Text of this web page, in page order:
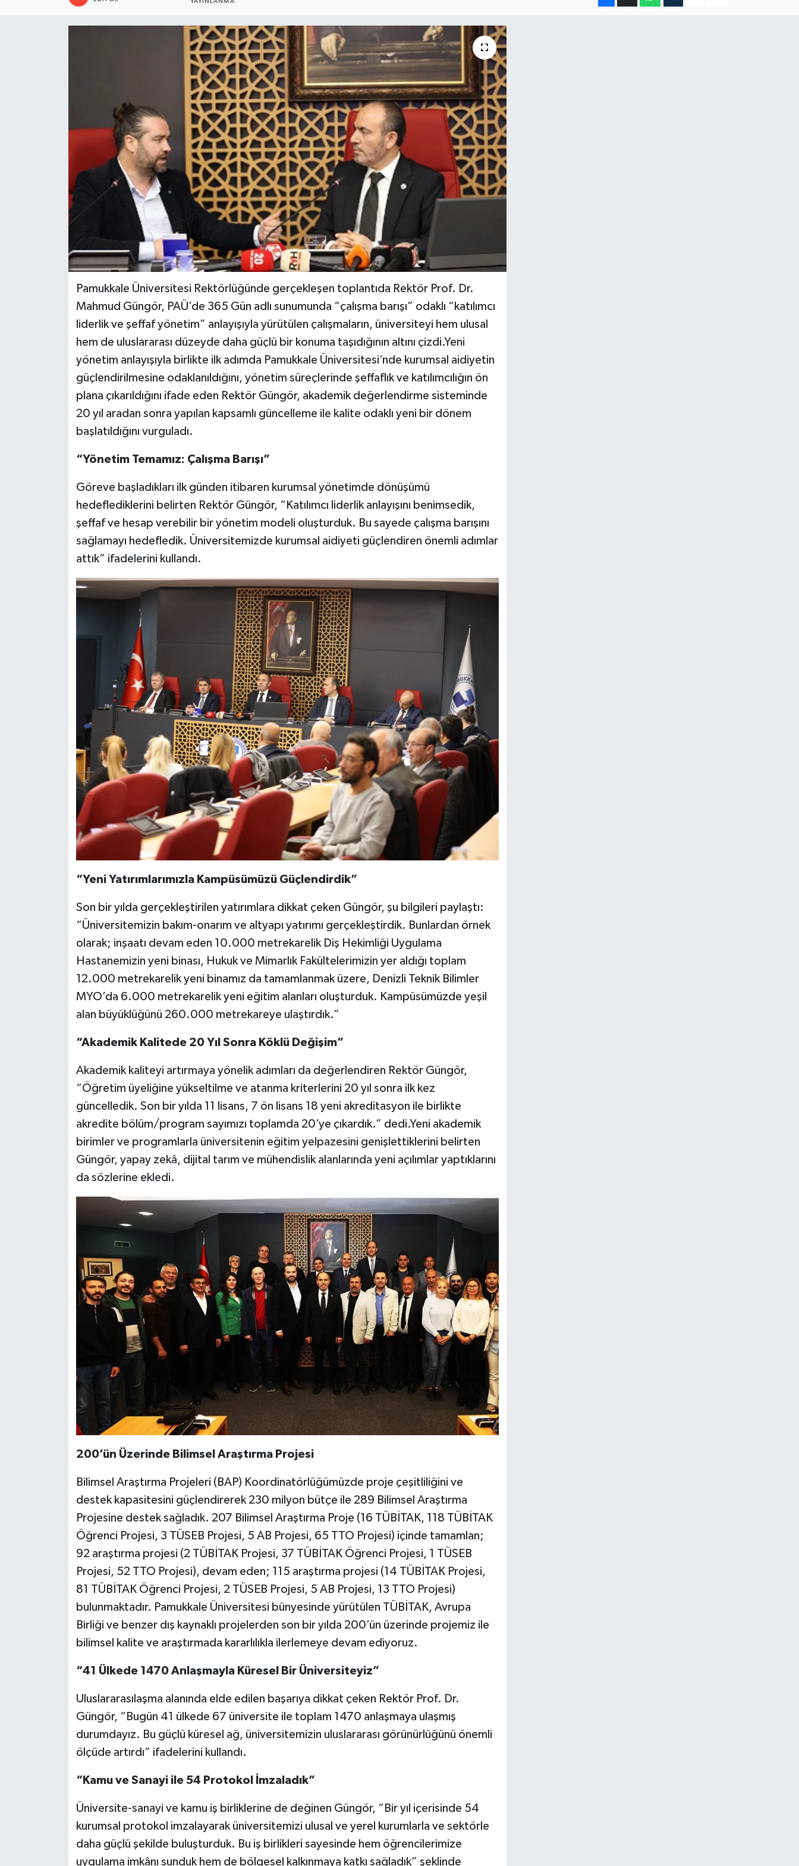
Pamukkale Üniversitesi Rektörlüğünde gerçekleşen toplantıda Rektör Prof. Dr.
Mahmud Güngör, PAÜ’de 365 Gün adlı sunumunda “çalışma barışı” odaklı “katılımcı
liderlik ve şeffaf yönetim” anlayışıyla yürütülen çalışmaların, üniversiteyi hem ulusal
hem de uluslararası düzeyde daha güçlü bir konuma taşıdığının altını çizdi.Yeni
yönetim anlayışıyla birlikte ilk adımda Pamukkale Üniversitesi’nde kurumsal aidiyetin
güçlendirilmesine odaklanıldığını, yönetim süreçlerinde şeffaflık ve katılımcılığın ön
plana çıkarıldığını ifade eden Rektör Güngör, akademik değerlendirme sisteminde
20 yıl aradan sonra yapılan kapsamlı güncelleme ile kalite odaklı yeni bir dönem
başlatıldığını vurguladı.
“Yönetim Temamız: Çalışma Barışı”
Göreve başladıkları ilk günden itibaren kurumsal yönetimde dönüşümü
hedeflediklerini belirten Rektör Güngör, “Katılımcı liderlik anlayışını benimsedik,
şeffaf ve hesap verebilir bir yönetim modeli oluşturduk. Bu sayede çalışma barışını
sağlamayı hedefledik. Üniversitemizde kurumsal aidiyeti güçlendiren önemli adımlar
attık” ifadelerini kullandı.
“Yeni Yatırımlarımızla Kampüsümüzü Güçlendirdik”
Son bir yılda gerçekleştirilen yatırımlara dikkat çeken Güngör, şu bilgileri paylaştı:
“Üniversitemizin bakım-onarım ve altyapı yatırımı gerçekleştirdik. Bunlardan örnek
olarak; inşaatı devam eden 10.000 metrekarelik Diş Hekimliği Uygulama
Hastanemizin yeni binası, Hukuk ve Mimarlık Fakültelerimizin yer aldığı toplam
12.000 metrekarelik yeni binamız da tamamlanmak üzere, Denizli Teknik Bilimler
MYO’da 6.000 metrekarelik yeni eğitim alanları oluşturduk. Kampüsümüzde yeşil
alan büyüklüğünü 260.000 metrekareye ulaştırdık.”
“Akademik Kalitede 20 Yıl Sonra Köklü Değişim”
Akademik kaliteyi artırmaya yönelik adımları da değerlendiren Rektör Güngör,
“Öğretim üyeliğine yükseltilme ve atanma kriterlerini 20 yıl sonra ilk kez
güncelledik. Son bir yılda 11 lisans, 7 ön lisans 18 yeni akreditasyon ile birlikte
akredite bölüm/program sayımızı toplamda 20’ye çıkardık.” dedi.Yeni akademik
birimler ve programlarla üniversitenin eğitim yelpazesini genişlettiklerini belirten
Güngör, yapay zekâ, dijital tarım ve mühendislik alanlarında yeni açılımlar yaptıklarını
da sözlerine ekledi.
200’ün Üzerinde Bilimsel Araştırma Projesi
Bilimsel Araştırma Projeleri (BAP) Koordinatörlüğümüzde proje çeşitliliğini ve
destek kapasitesini güçlendirerek 230 milyon bütçe ile 289 Bilimsel Araştırma
Projesine destek sağladık. 207 Bilimsel Araştırma Proje (16 TÜBİTAK, 118 TÜBİTAK
Öğrenci Projesi, 3 TÜSEB Projesi, 5 AB Projesi, 65 TTO Projesi) içinde tamamlan;
92 araştırma projesi (2 TÜBİTAK Projesi, 37 TÜBİTAK Öğrenci Projesi, 1 TÜSEB
Projesi, 52 TTO Projesi), devam eden; 115 araştırma projesi (14 TÜBİTAK Projesi,
81 TÜBİTAK Öğrenci Projesi, 2 TÜSEB Projesi, 5 AB Projesi, 13 TTO Projesi)
bulunmaktadır. Pamukkale Üniversitesi bünyesinde yürütülen TÜBİTAK, Avrupa
Birliği ve benzer dış kaynaklı projelerden son bir yılda 200’ün üzerinde projemiz ile
bilimsel kalite ve araştırmada kararlılıkla ilerlemeye devam ediyoruz.
“41 Ülkede 1470 Anlaşmayla Küresel Bir Üniversiteyiz”
Uluslararasılaşma alanında elde edilen başarıya dikkat çeken Rektör Prof. Dr.
Güngör, “Bugün 41 ülkede 67 üniversite ile toplam 1470 anlaşmaya ulaşmış
durumdayız. Bu güçlü küresel ağ, üniversitemizin uluslararası görünürlüğünü önemli
ölçüde artırdı” ifadelerini kullandı.
“Kamu ve Sanayi ile 54 Protokol İmzaladık”
Üniversite-sanayi ve kamu iş birliklerine de değinen Güngör, “Bir yıl içerisinde 54
kurumsal protokol imzalayarak üniversitemizi ulusal ve yerel kurumlarla ve sektörle
daha güçlü şekilde buluşturduk. Bu iş birlikleri sayesinde hem öğrencilerimize
uygulama imkânı sunduk hem de bölgesel kalkınmaya katkı sağladık” şeklinde